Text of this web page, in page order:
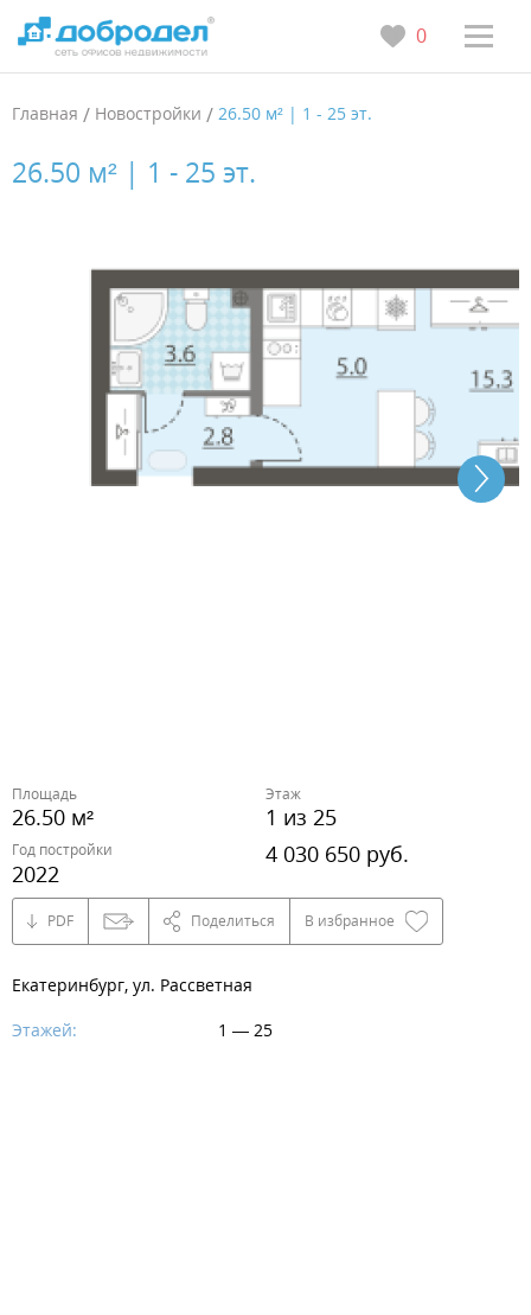
0
Главная / Новостройки / 26.50 м² | 1 - 25 эт.
26.50 м² | 1 - 25 эт.
Площадь
26.50 м²
Этаж
1 из 25
Год постройки
2022
4 030 650 руб.
PDF Поделиться В избранное
Екатеринбург, ул. Рассветная
Этажей:
1 — 25